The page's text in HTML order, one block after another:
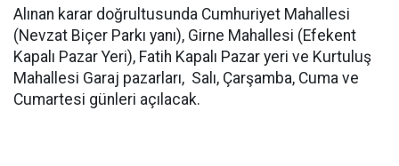
Alınan karar doğrultusunda Cumhuriyet Mahallesi
(Nevzat Biçer Parkı yanı), Girne Mahallesi (Efekent
Kapalı Pazar Yeri), Fatih Kapalı Pazar yeri ve Kurtuluş
Mahallesi Garaj pazarları, Salı, Çarşamba, Cuma ve
Cumartesi günleri açılacak.